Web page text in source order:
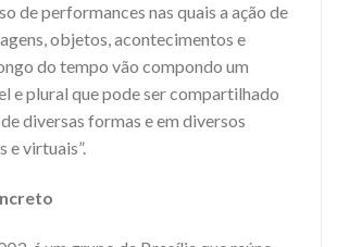
de performances nas quais a ação de
objetos, acontecimentos e
do tempo vão compondo um
e plural que pode ser compartilhado
diversas formas e em diversos
e virtuais”.